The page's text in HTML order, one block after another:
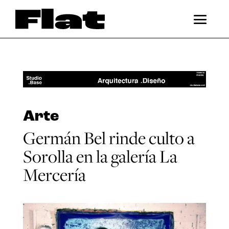
Arte
Germán Bel rinde culto a
Sorolla en la galería La
Mercería